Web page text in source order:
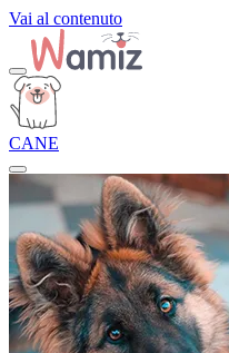
Vai al contenuto
CANE